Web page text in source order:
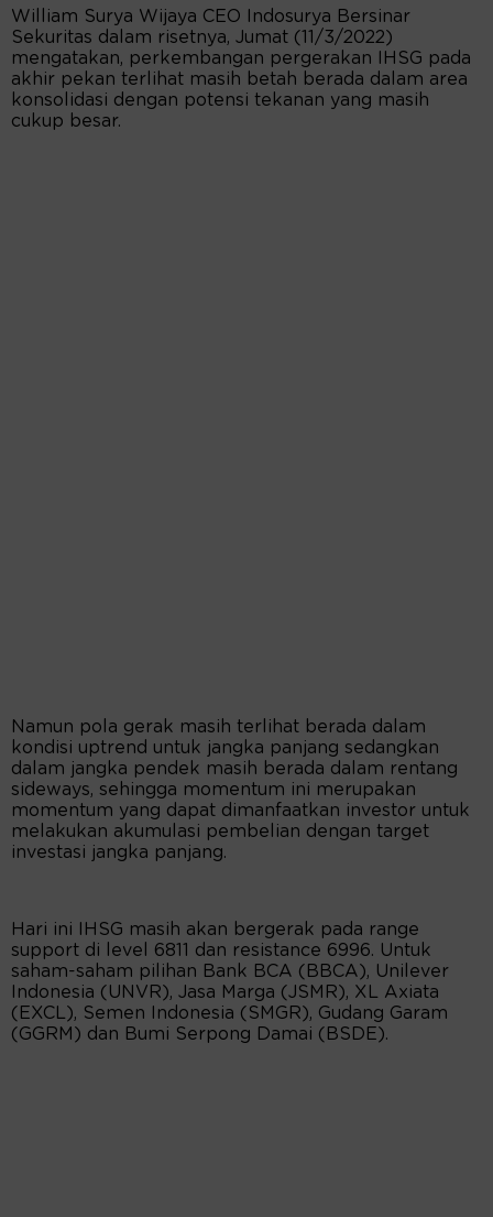
William Surya Wijaya CEO Indosurya Bersinar
Sekuritas dalam risetnya, Jumat (11/3/2022)
mengatakan, perkembangan pergerakan IHSG pada
akhir pekan terlihat masih betah berada dalam area
konsolidasi dengan potensi tekanan yang masih
cukup besar.
Namun pola gerak masih terlihat berada dalam
kondisi uptrend untuk jangka panjang sedangkan
dalam jangka pendek masih berada dalam rentang
sideways, sehingga momentum ini merupakan
momentum yang dapat dimanfaatkan investor untuk
melakukan akumulasi pembelian dengan target
investasi jangka panjang.
Hari ini IHSG masih akan bergerak pada range
support di level 6811 dan resistance 6996. Untuk
saham-saham pilihan Bank BCA (BBCA), Unilever
Indonesia (UNVR), Jasa Marga (JSMR), XL Axiata
(EXCL), Semen Indonesia (SMGR), Gudang Garam
(GGRM) dan Bumi Serpong Damai (BSDE).